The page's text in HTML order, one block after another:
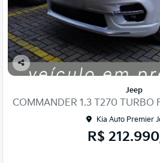
Co
lhe
Jeep
COMMANDER 1.3 T270 TURBO
Kia Auto Premier
R$